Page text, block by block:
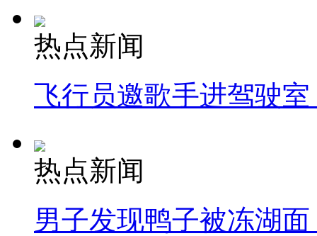
热点新闻
飞行员邀歌手进驾驶
热点新闻
男子发现鸭子被冻湖